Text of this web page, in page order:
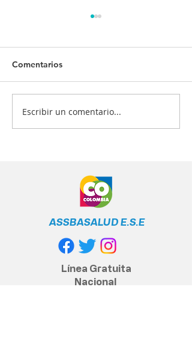
¡Tu salud es nuestra
prioridad! 💙💉
Comentarios
Escribir un comentario...
ASSBASALUD E.S.E
Línea Gratuita
Nacional